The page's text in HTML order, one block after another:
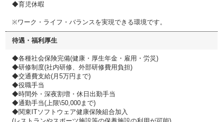
◆育児休暇
※ワーク・ライフ・バランスを実現できる環境です。
待遇・福利厚生
◆各種社会保険完備(健康・厚生年金・雇用・労災)
◆研修制度(社内研修、外部研修費用負担)
◆交通費支給(月5万円まで)
◆役職手当
◆時間外・深夜割増・休日出勤手当
◆通勤手当(上限\50,000まで)
◆関東ITソフトウェア健康保険組合加入